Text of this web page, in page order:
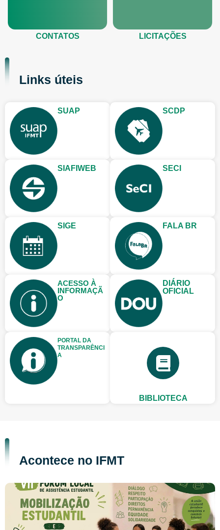
CONTATOS LICITAÇÕES
Links úteis
SUAP SCDP
SIAFIWEB SECI
SIGE FALA BR
ACESSO À
INFORMAÇÃ
O
DIÁRIO
OFICIAL
PORTAL DA
TRANSPARÊNCI
A
BIBLIOTECA
Acontece no IFMT